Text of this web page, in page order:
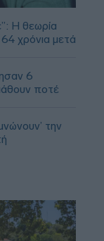
Η θεωρία
χρόνια μετά
6
ποτέ
την